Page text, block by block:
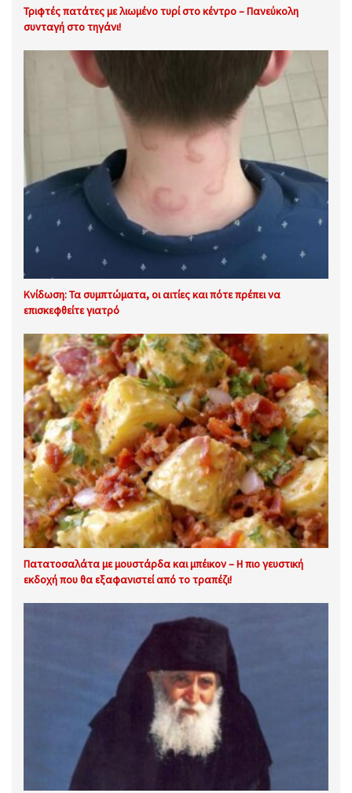
Τριφτές πατάτες με λιωμένο τυρί στο κέντρο – Πανεύκολη
συνταγή στο τηγάνι!
Κνίδωση: Τα συμπτώματα, οι αιτίες και πότε πρέπει να
επισκεφθείτε γιατρό
Πατατοσαλάτα με μουστάρδα και μπέικον – Η πιο γευστική
εκδοχή που θα εξαφανιστεί από το τραπέζι!